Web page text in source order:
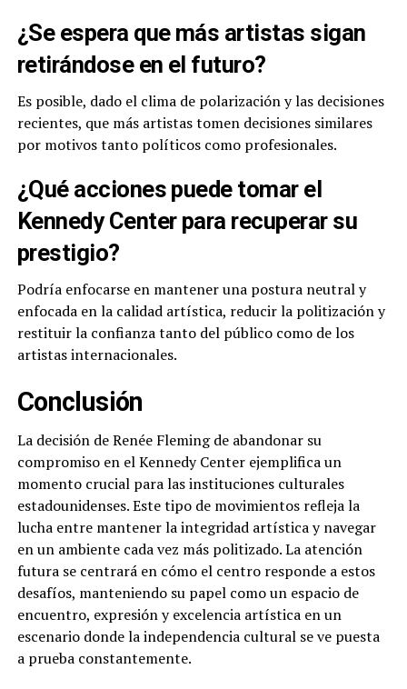
¿Se espera que más artistas sigan
retirándose en el futuro?
Es posible, dado el clima de polarización y las decisiones
recientes, que más artistas tomen decisiones similares
por motivos tanto políticos como profesionales.
¿Qué acciones puede tomar el
Kennedy Center para recuperar su
prestigio?
Podría enfocarse en mantener una postura neutral y
enfocada en la calidad artística, reducir la politización y
restituir la confianza tanto del público como de los
artistas internacionales.
Conclusión
La decisión de Renée Fleming de abandonar su
compromiso en el Kennedy Center ejemplifica un
momento crucial para las instituciones culturales
estadounidenses. Este tipo de movimientos refleja la
lucha entre mantener la integridad artística y navegar
en un ambiente cada vez más politizado. La atención
futura se centrará en cómo el centro responde a estos
desafíos, manteniendo su papel como un espacio de
encuentro, expresión y excelencia artística en un
escenario donde la independencia cultural se ve puesta
a prueba constantemente.